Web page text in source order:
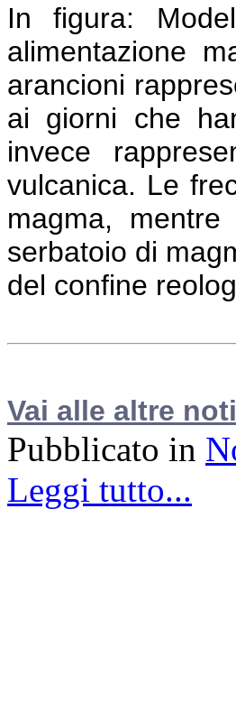
In figura:
alimentazione
arancioni
ai giorni che
invece
vulcanica. Le
magma,
serbatoio di
del confine
Vai alle altre
Pubblicato in
Leggi tutto...